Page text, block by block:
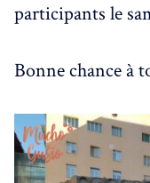
participants le
Bonne chance à